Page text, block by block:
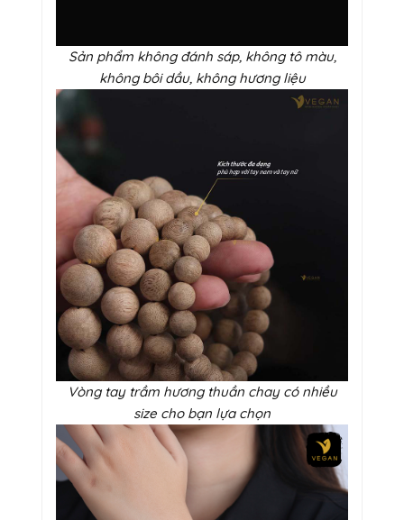
Sản phẩm không đánh sáp, không tô màu,
không bôi dầu, không hương liệu
Vòng tay trầm hương thuần chay có nhiều
size cho bạn lựa chọn